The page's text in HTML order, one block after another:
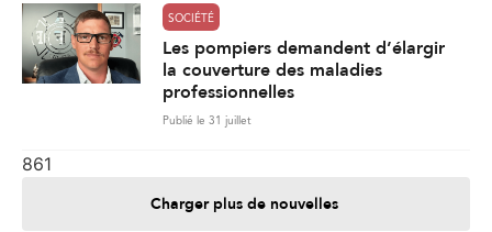
SOCIÉTÉ
Les pompiers demandent d’élargir
la couverture des maladies
professionnelles
Publié le 31 juillet
861
Charger plus de nouvelles